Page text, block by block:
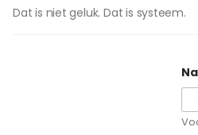
Dat is niet geluk. Dat is systeem.